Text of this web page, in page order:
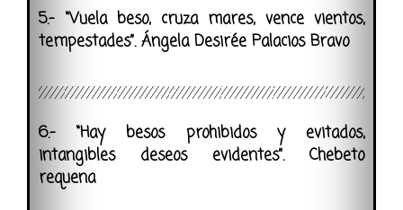
5.- “Vuela beso, cruza mares, vence vientos,
tempestades”. Ángela Desirée Palacios Bravo
6.- “Hay besos prohibidos y evitados,
intangibles deseos evidentes”. Chebeto
requena